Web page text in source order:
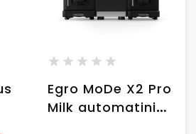
Egro MoDe X2 Pro
Milk automatinis